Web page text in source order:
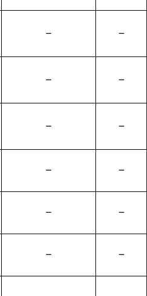
－ －
－ －
－ －
－ －
－ －
－ －